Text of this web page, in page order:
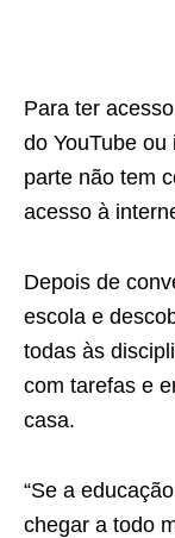
Para ter
do YouTube
parte não tem
acesso à
Depois de
escola e
todas às
com tarefas e
casa.
“Se a
chegar a todo